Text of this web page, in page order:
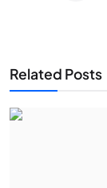
Related Posts